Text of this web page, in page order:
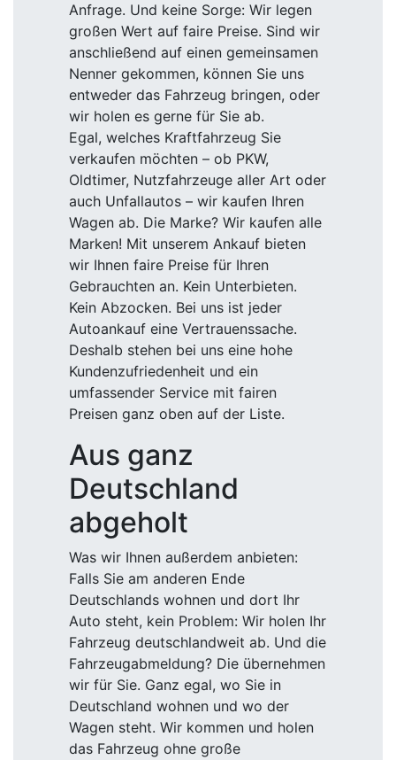
Anfrage. Und keine Sorge: Wir legen
großen Wert auf faire Preise. Sind wir
anschließend auf einen gemeinsamen
Nenner gekommen, können Sie uns
entweder das Fahrzeug bringen, oder
wir holen es gerne für Sie ab.
Egal, welches Kraftfahrzeug Sie
verkaufen möchten – ob PKW,
Oldtimer, Nutzfahrzeuge aller Art oder
auch Unfallautos – wir kaufen Ihren
Wagen ab. Die Marke? Wir kaufen alle
Marken! Mit unserem Ankauf bieten
wir Ihnen faire Preise für Ihren
Gebrauchten an. Kein Unterbieten.
Kein Abzocken. Bei uns ist jeder
Autoankauf eine Vertrauenssache.
Deshalb stehen bei uns eine hohe
Kundenzufriedenheit und ein
umfassender Service mit fairen
Preisen ganz oben auf der Liste.
Aus ganz
Deutschland
abgeholt
Was wir Ihnen außerdem anbieten:
Falls Sie am anderen Ende
Deutschlands wohnen und dort Ihr
Auto steht, kein Problem: Wir holen Ihr
Fahrzeug deutschlandweit ab. Und die
Fahrzeugabmeldung? Die übernehmen
wir für Sie. Ganz egal, wo Sie in
Deutschland wohnen und wo der
Wagen steht. Wir kommen und holen
das Fahrzeug ohne große